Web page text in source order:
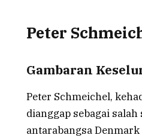
Peter
Gambaran
Peter Schmeichel,
dianggap sebagai
antarabangsa